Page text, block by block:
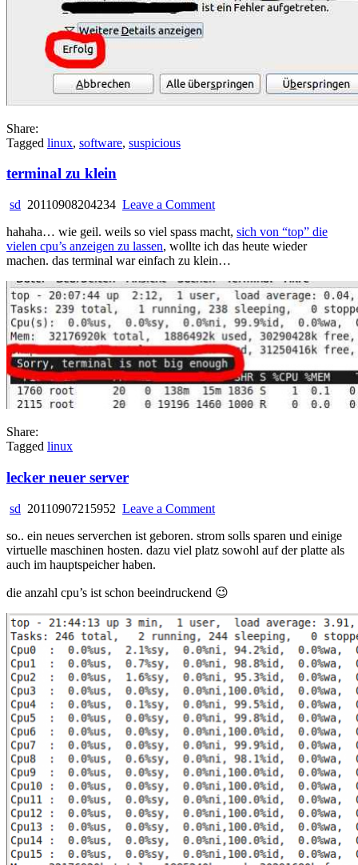
Share:
Tagged linux, software, suspicious
terminal zu klein
sd 20110908204234 Leave a Commenton
zu
klein
hahaha… wie geil. weils so viel spass macht, sich von “top” die
vielen cpu’s anzeigen zu lassen, wollte ich das heute wieder
machen. das terminal war einfach zu klein…
Share:
Tagged linux
lecker neuer server
sd 20110907215952 Leave a Commenton
neuer
server
so.. ein neues serverchen ist geboren. strom solls sparen und einige
virtuelle maschinen hosten. dazu viel platz sowohl auf der platte als
auch im hauptspeicher haben.
die anzahl cpu’s ist schon beeindruckend 😉